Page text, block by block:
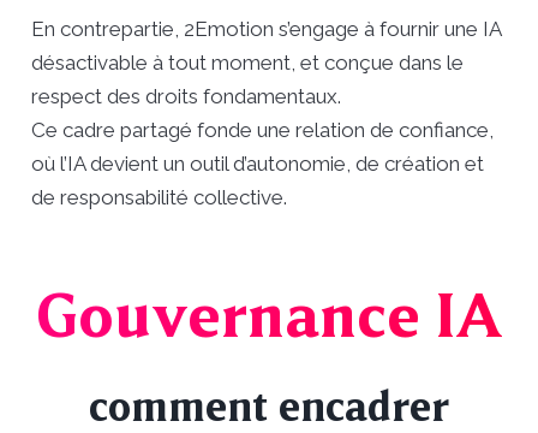
En contrepartie, 2Emotion s’engage à fournir une IA
désactivable à tout moment, et conçue dans le
respect des droits fondamentaux.
Ce cadre partagé fonde une relation de confiance,
où l’IA devient un outil d’autonomie, de création et
de responsabilité collective.
Gouvernance IA
comment encadrer